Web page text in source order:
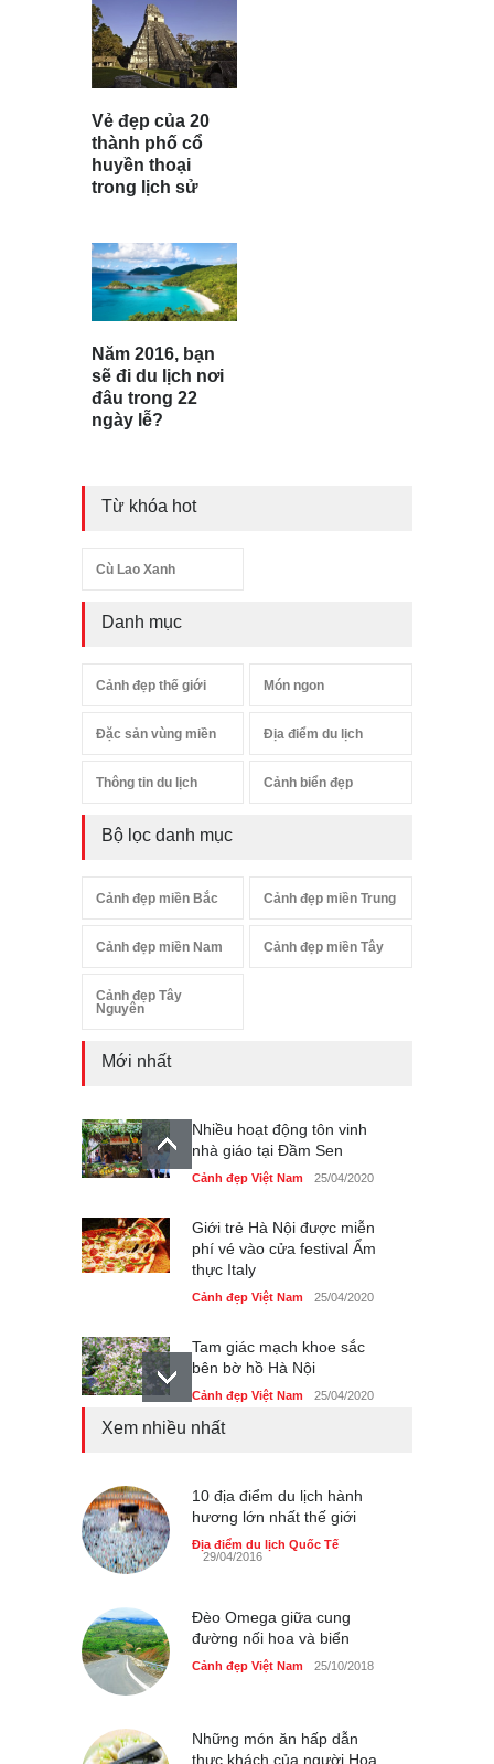
Vẻ đẹp của 20
thành phố cổ
huyền thoại
trong lịch sử
Năm 2016, bạn
sẽ đi du lịch nơi
đâu trong 22
ngày lễ?
Từ khóa hot
Cù Lao Xanh
Danh mục
Cảnh đẹp thế giới Món ngon
Đặc sản vùng miền Địa điểm du lịch
Thông tin du lịch Cảnh biển đẹp
Bộ lọc danh mục
Cảnh đẹp miền Bắc Cảnh đẹp miền Trung
Cảnh đẹp miền Nam Cảnh đẹp miền Tây
Cảnh đẹp Tây
Nguyên
Mới nhất
Nhiều hoạt động tôn vinh
nhà giáo tại Đầm Sen
Cảnh đẹp Việt Nam 25/04/2020
Giới trẻ Hà Nội được miễn
phí vé vào cửa festival Ẩm
thực Italy
Cảnh đẹp Việt Nam 25/04/2020
Tam giác mạch khoe sắc
bên bờ hồ Hà Nội
Cảnh đẹp Việt Nam 25/04/2020
Cảnh đẹp Việt Nam 24/04/2020
Những món ăn đồng quê
dân dã ở Sài Gòn
Xem nhiều nhất
10 địa điểm du lịch hành
hương lớn nhất thế giới
Địa điểm du lịch Quốc Tế
29/04/2016
Đèo Omega giữa cung
đường nối hoa và biển
Cảnh đẹp Việt Nam 25/10/2018
Những món ăn hấp dẫn
thực khách của người Hoa